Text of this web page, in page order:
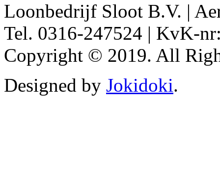
Loonbedrijf Sloot B.V. |
Tel. 0316-247524 | KvK-
Copyright © 2019. All
Designed by Jokidoki.